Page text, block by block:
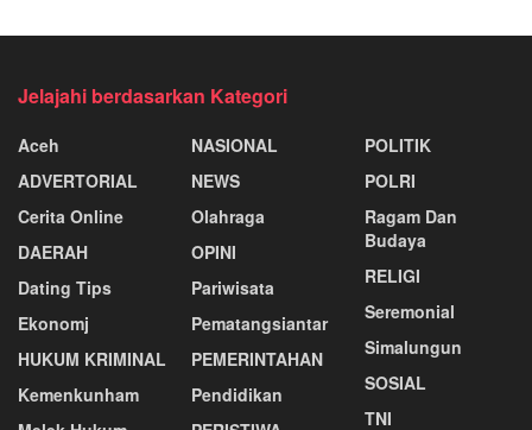
Jelajahi berdasarkan Kategori
Aceh
ADVERTORIAL
Cerita Online
DAERAH
Dating Tips
Ekonomj
HUKUM KRIMINAL
Kemenkunham
NASIONAL
NEWS
Olahraga
OPINI
Pariwisata
Pematangsiantar
PEMERINTAHAN
Pendidikan
POLITIK
POLRI
Ragam Dan
Budaya
RELIGI
Seremonial
Simalungun
SOSIAL
TNI